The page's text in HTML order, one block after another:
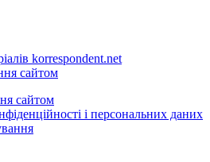
korrespondent.net
сайтом
сайтом
і персональних даних